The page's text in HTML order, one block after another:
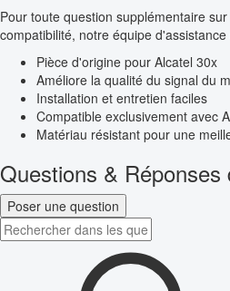
Pour toute question supplémentaire
compatibilité, notre équipe
Pièce d'origine pour Alcatel 30x
Améliore la qualité du signal du
Installation et entretien faciles
Compatible exclusivement avec
Matériau résistant pour une
Questions & Réponses
Poser une question